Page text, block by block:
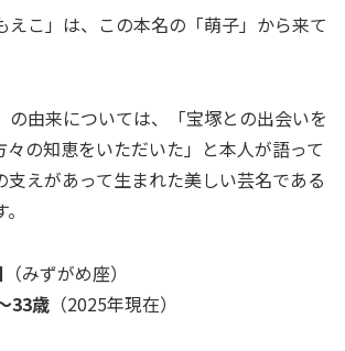
えこ」は、この本名の「萌子」から来て
の由来については、「宝塚との出会いを
々の知恵をいただいた」と本人が語って
支えがあって生まれた美しい芸名である
（みずがめ座）
33歳 （2025年現在）